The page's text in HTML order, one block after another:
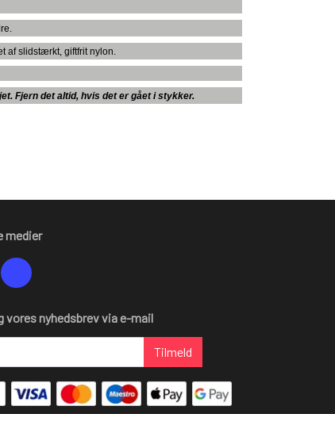
af slidstærkt, giftfrit nylon.
Fjern det altid, hvis det er gået i stykker.
medier
vores nyhedsbrev via e-mail
Tilmeld